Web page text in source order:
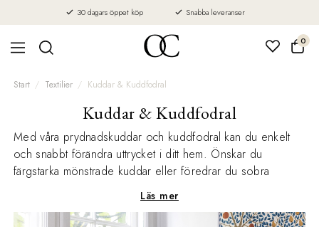
30 dagars öppet köp Snabba leveranser
0
Start Textilier Kuddar & Kuddfodral
Kuddar & Kuddfodral
Med våra prydnadskuddar och kuddfodral kan du enkelt
och snabbt förändra uttrycket i ditt hem. Önskar du
färgstarka mönstrade kuddar eller föredrar du sobra
enfärgade? Vi har kuddar och kuddfodral i olika kvaliteter,
Läs mer